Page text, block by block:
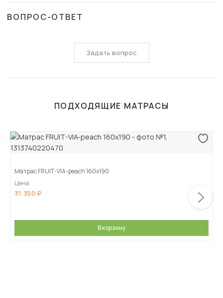
ВОПРОС-ОТВЕТ
Задать вопрос
ПОДХОДЯЩИЕ МАТРАСЫ
Матрас FRUIT-VIA-peach 160х190
Цена
31 350
В корзину